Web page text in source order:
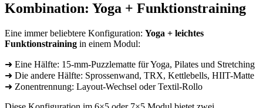
Kombination: Yoga + Funktionstraining
Eine immer beliebtere Konfiguration: Yoga + leichtes
Funktionstraining in einem Modul:
➜ Eine Hälfte: 15-mm-Puzzlematte für Yoga, Pilates und Stretching
➜ Die andere Hälfte: Sprossenwand, TRX, Kettlebells, HIIT-Matte
➜ Zonentrennung: Layout-Wechsel oder Textil-Rollo